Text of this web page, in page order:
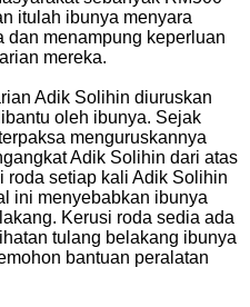
itulah ibunya menyara
dan menampung keperluan
mereka.
Adik Solihin diuruskan
oleh ibunya. Sejak
menguruskannya
Adik Solihin dari atas
roda setiap kali Adik Solihin
ini menyebabkan ibunya
Kerusi roda sedia ada
tulang belakang ibunya
bantuan peralatan